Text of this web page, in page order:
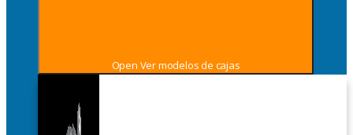
Open Ver modelos de cajas